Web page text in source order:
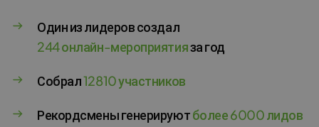
Один из лидеров создал
244 онлайн-мероприятияза год
Собрал12810 участников
Рекордсмены генерируютболее 6000 лидов